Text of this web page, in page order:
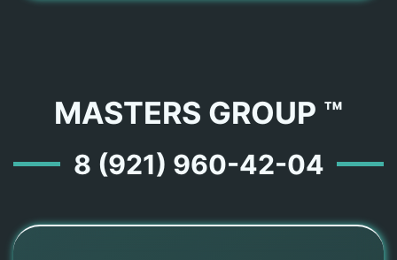
MASTERS GROUP ™
8 (921) 960-42-04